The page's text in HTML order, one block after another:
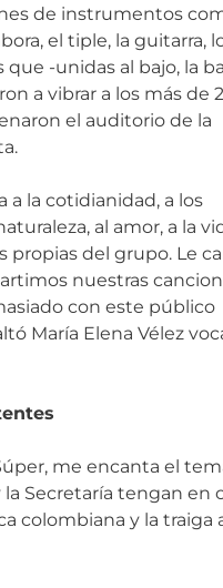
de instrumentos
el tiple, la guitarra,
que -unidas al bajo, la
a vibrar a los más de
el auditorio de la
a la cotidianidad, a los
al amor, a la
propias del grupo. Le
nuestras
con este público
María Elena Vélez
me encanta el
la Secretaría tengan en
colombiana y la traiga